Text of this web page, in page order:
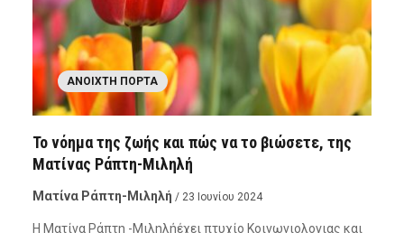
ΑΝΟΙΧΤΉ ΠΌΡΤΑ
Το νόημα της ζωής και πώς να το βιώσετε, της
Ματίνας Ράπτη-Μιληλή
Ματίνα Ράπτη-Μιληλή / 23 Ιουνίου 2024
Η Ματίνα Ράπτη -Μιληλήέχει πτυχίο Κοινωνιολογιας και